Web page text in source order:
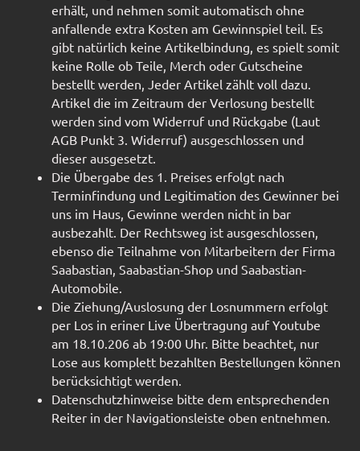
erhält, und nehmen somit automatisch ohne
anfallende extra Kosten am Gewinnspiel teil. Es
gibt natürlich keine Artikelbindung, es spielt somit
keine Rolle ob Teile, Merch oder Gutscheine
bestellt werden, Jeder Artikel zählt voll dazu.
Artikel die im Zeitraum der Verlosung bestellt
werden sind vom Widerruf und Rückgabe (Laut
AGB Punkt 3. Widerruf) ausgeschlossen und
dieser ausgesetzt.
Die Übergabe des 1. Preises erfolgt nach
Terminfindung und Legitimation des Gewinner bei
uns im Haus, Gewinne werden nicht in bar
ausbezahlt. Der Rechtsweg ist ausgeschlossen,
ebenso die Teilnahme von Mitarbeitern der Firma
Saabastian, Saabastian-Shop und Saabastian-
Automobile.
Die Ziehung/Auslosung der Losnummern erfolgt
per Los in eriner Live Übertragung auf Youtube
am 18.10.206 ab 19:00 Uhr. Bitte beachtet, nur
Lose aus komplett bezahlten Bestellungen können
berücksichtigt werden.
Datenschutzhinweise bitte dem entsprechenden
Reiter in der Navigationsleiste oben entnehmen.